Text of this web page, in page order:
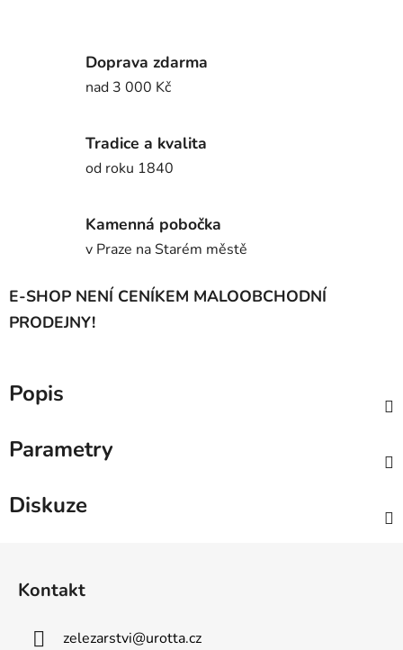
Doprava zdarma
nad 3 000 Kč
Tradice a kvalita
od roku 1840
Kamenná pobočka
v Praze na Starém městě
E-SHOP NENÍ CENÍKEM MALOOBCHODNÍ
PRODEJNY!
Popis
Parametry
Diskuze
Kontakt
zelezarstvi@urotta.cz